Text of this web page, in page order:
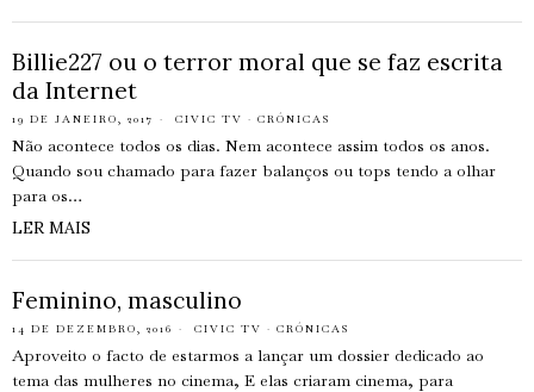
Billie227 ou o terror moral que se faz escrita
da Internet
19 DE JANEIRO, 2017 CIVIC TV · CRÓNICAS
Não acontece todos os dias. Nem acontece assim todos os anos.
Quando sou chamado para fazer balanços ou tops tendo a olhar
para os…
LER MAIS
Feminino, masculino
14 DE DEZEMBRO, 2016 CIVIC TV · CRÓNICAS
Aproveito o facto de estarmos a lançar um dossier dedicado ao
tema das mulheres no cinema, E elas criaram cinema, para